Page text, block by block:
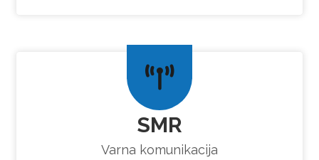
SMR
Varna komunikacija